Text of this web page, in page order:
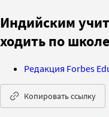
Индийским
ходить по
Редакция Forbes
Копировать ссылку